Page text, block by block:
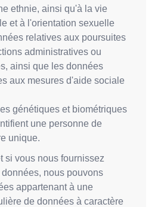
ethnie, ainsi qu'à la vie
et à l'orientation sexuelle
relatives aux poursuites
administratives ou
ainsi que les données
aux mesures d'aide sociale
génétiques et biométriques
une personne de
unique.
si vous nous fournissez
nous pouvons
appartenant à une
de données à caractère